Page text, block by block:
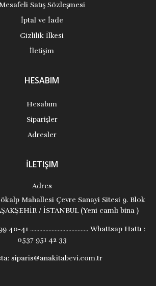
Mesafeli Satış Sözleşmesi
İptal ve İade
Gizlilik İlkesi
İletişim
HESABIM
Hesabım
Siparişler
Adresler
İLETIŞIM
Adres
Mahallesi Çevre Sanayi Sitesi 9. Blok
/ İSTANBUL (Yeni camlı bina )
40-41 ...................................... Whattsap Hattı :
0537 951 42 33
siparis@anakitabevi.com.tr